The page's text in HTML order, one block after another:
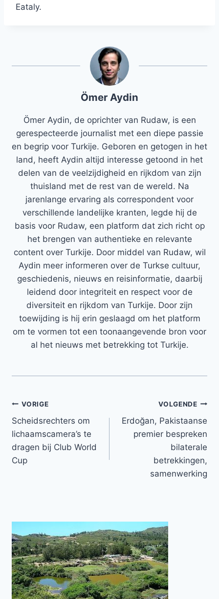
Eataly.
Ömer Aydin
Ömer Aydin, de oprichter van Rudaw, is een
gerespecteerde journalist met een diepe passie
en begrip voor Turkije. Geboren en getogen in het
land, heeft Aydin altijd interesse getoond in het
delen van de veelzijdigheid en rijkdom van zijn
thuisland met de rest van de wereld. Na
jarenlange ervaring als correspondent voor
verschillende landelijke kranten, legde hij de
basis voor Rudaw, een platform dat zich richt op
het brengen van authentieke en relevante
content over Turkije. Door middel van Rudaw, wil
Aydin meer informeren over de Turkse cultuur,
geschiedenis, nieuws en reisinformatie, daarbij
leidend door integriteit en respect voor de
diversiteit en rijkdom van Turkije. Door zijn
toewijding is hij erin geslaagd om het platform
om te vormen tot een toonaangevende bron voor
al het nieuws met betrekking tot Turkije.
Bericht
navigatie
VORIGE
Scheidsrechters om
lichaamscamera’s te
dragen bij Club World
Cup
VOLGENDE
Erdoğan, Pakistaanse
premier bespreken
bilaterale
betrekkingen,
samenwerking